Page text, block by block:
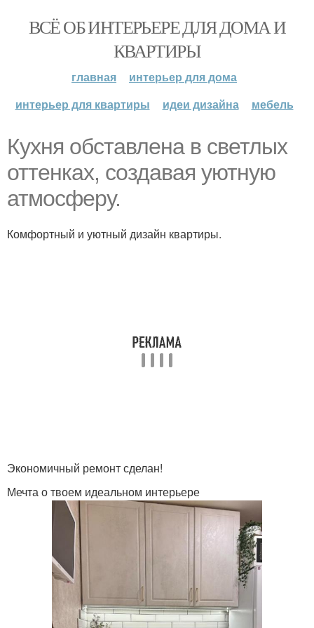
ВСЁ ОБ ИНТЕРЬЕРЕ ДЛЯ ДОМА И
КВАРТИРЫ
главная
интерьер для дома
интерьер для квартиры
идеи дизайна мебель
Кухня обставлена в светлых
оттенках, создавая уютную
атмосферу.
Комфортный и уютный дизайн квартиры.
Экономичный ремонт сделан!
Мечта о твоем идеальном интерьере